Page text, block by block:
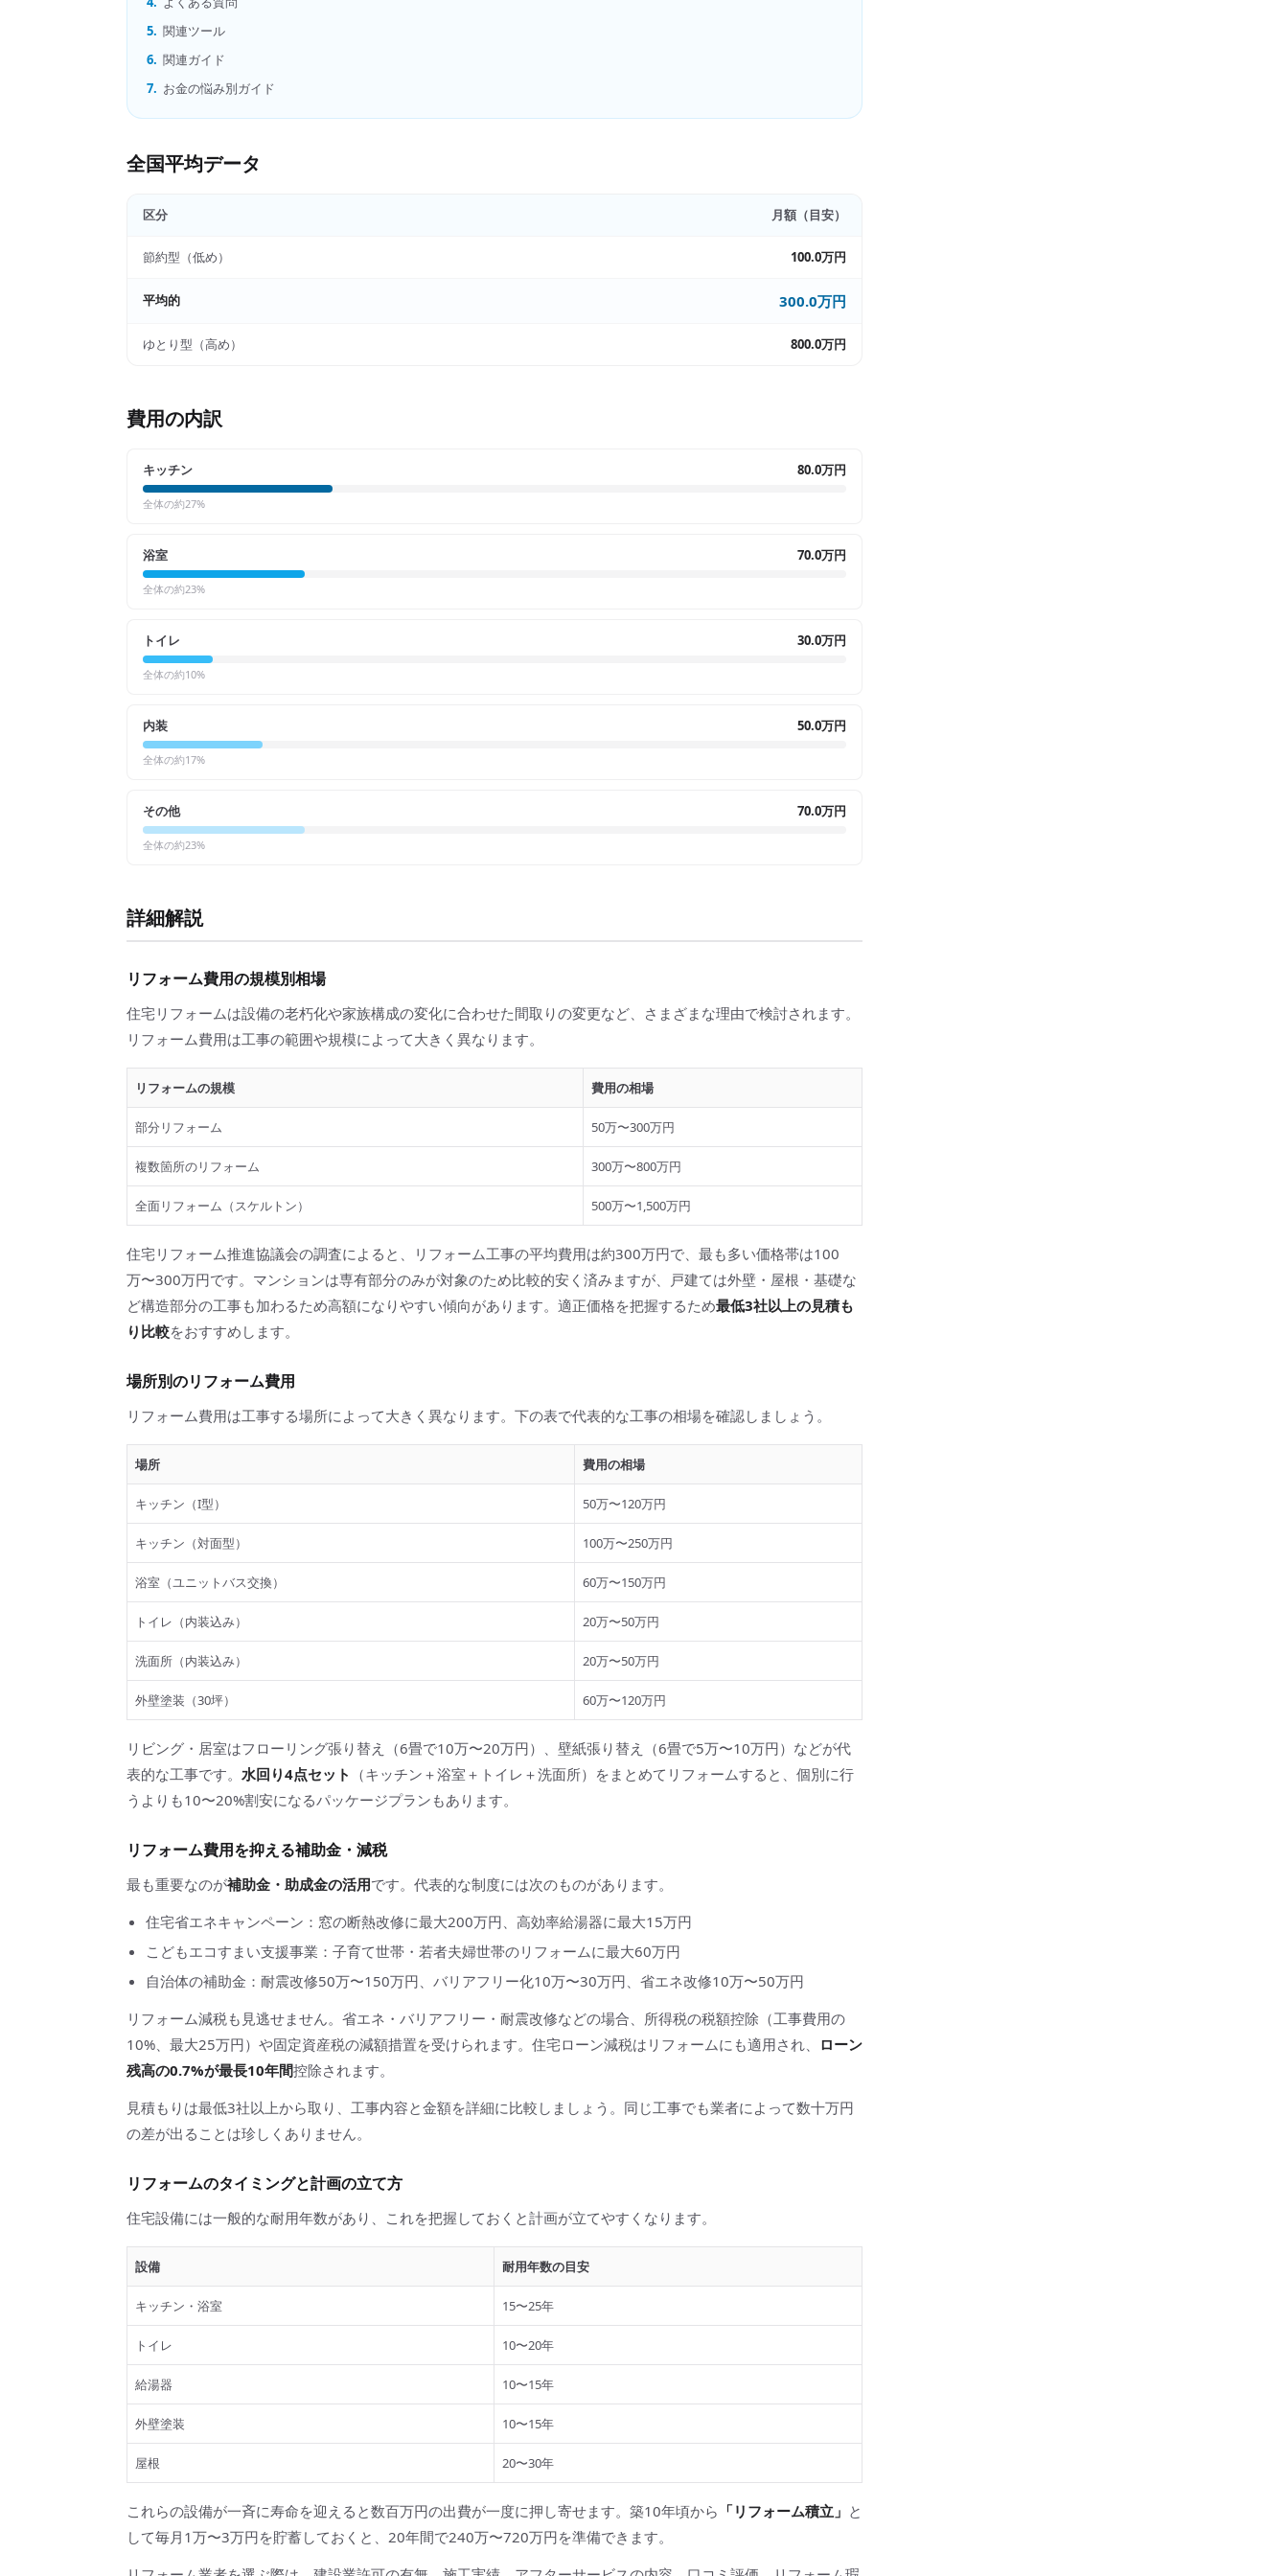
5. 関連ツール
6. 関連ガイド
7. お金の悩み別ガイド
全国平均データ
区分 月額（目安）
節約型（低め） 100.0万円
平均的 300.0万円
ゆとり型（高め） 800.0万円
費用の内訳
キッチン 80.0万円
全体の約27%
浴室 70.0万円
全体の約23%
トイレ 30.0万円
全体の約10%
内装 50.0万円
全体の約17%
その他 70.0万円
全体の約23%
詳細解説
リフォーム費用の規模別相場
住宅リフォームは設備の老朽化や家族構成の変化に合わせた間取りの変更など、さまざまな理由で検討されます。
リフォーム費用は工事の範囲や規模によって大きく異なります。
リフォームの規模 費用の相場
部分リフォーム 50万〜300万円
複数箇所のリフォーム 300万〜800万円
全面リフォーム（スケルトン） 500万〜1,500万円
住宅リフォーム推進協議会の調査によると、リフォーム工事の平均費用は約300万円で、最も多い価格帯は100
万〜300万円です。マンションは専有部分のみが対象のため比較的安く済みますが、戸建ては外壁・屋根・基礎な
ど構造部分の工事も加わるため高額になりやすい傾向があります。適正価格を把握するため最低3社以上の見積も
り比較をおすすめします。
場所別のリフォーム費用
リフォーム費用は工事する場所によって大きく異なります。下の表で代表的な工事の相場を確認しましょう。
場所 費用の相場
キッチン（I型） 50万〜120万円
キッチン（対面型） 100万〜250万円
浴室（ユニットバス交換） 60万〜150万円
トイレ（内装込み） 20万〜50万円
洗面所（内装込み） 20万〜50万円
外壁塗装（30坪） 60万〜120万円
リビング・居室はフローリング張り替え（6畳で10万〜20万円）、壁紙張り替え（6畳で5万〜10万円）などが代
表的な工事です。 水回り4点セット （キッチン＋浴室＋トイレ＋洗面所）をまとめてリフォームすると、個別に行
うよりも10〜20%割安になるパッケージプランもあります。
リフォーム費用を抑える補助金・減税
最も重要なのが補助金・助成金の活用です。代表的な制度には次のものがあります。
住宅省エネキャンペーン：窓の断熱改修に最大200万円、高効率給湯器に最大15万円
こどもエコすまい支援事業：子育て世帯・若者夫婦世帯のリフォームに最大60万円
自治体の補助金：耐震改修50万〜150万円、バリアフリー化10万〜30万円、省エネ改修10万〜50万円
リフォーム減税も見逃せません。省エネ・バリアフリー・耐震改修などの場合、所得税の税額控除（工事費用の
10%、最大25万円）や固定資産税の減額措置を受けられます。住宅ローン減税はリフォームにも適用され、 ローン
残高の0.7%が最長10年間控除されます。
見積もりは最低3社以上から取り、工事内容と金額を詳細に比較しましょう。同じ工事でも業者によって数十万円
の差が出ることは珍しくありません。
リフォームのタイミングと計画の立て方
住宅設備には一般的な耐用年数があり、これを把握しておくと計画が立てやすくなります。
設備 耐用年数の目安
キッチン・浴室 15〜25年
トイレ 10〜20年
給湯器 10〜15年
外壁塗装 10〜15年
屋根 20〜30年
これらの設備が一斉に寿命を迎えると数百万円の出費が一度に押し寄せます。築10年頃から 「リフォーム積立」 と
して毎月1万〜3万円を貯蓄しておくと、20年間で240万〜720万円を準備できます。